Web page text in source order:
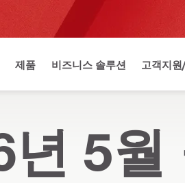
제품 비즈니스 솔루션 고객지
년 5월